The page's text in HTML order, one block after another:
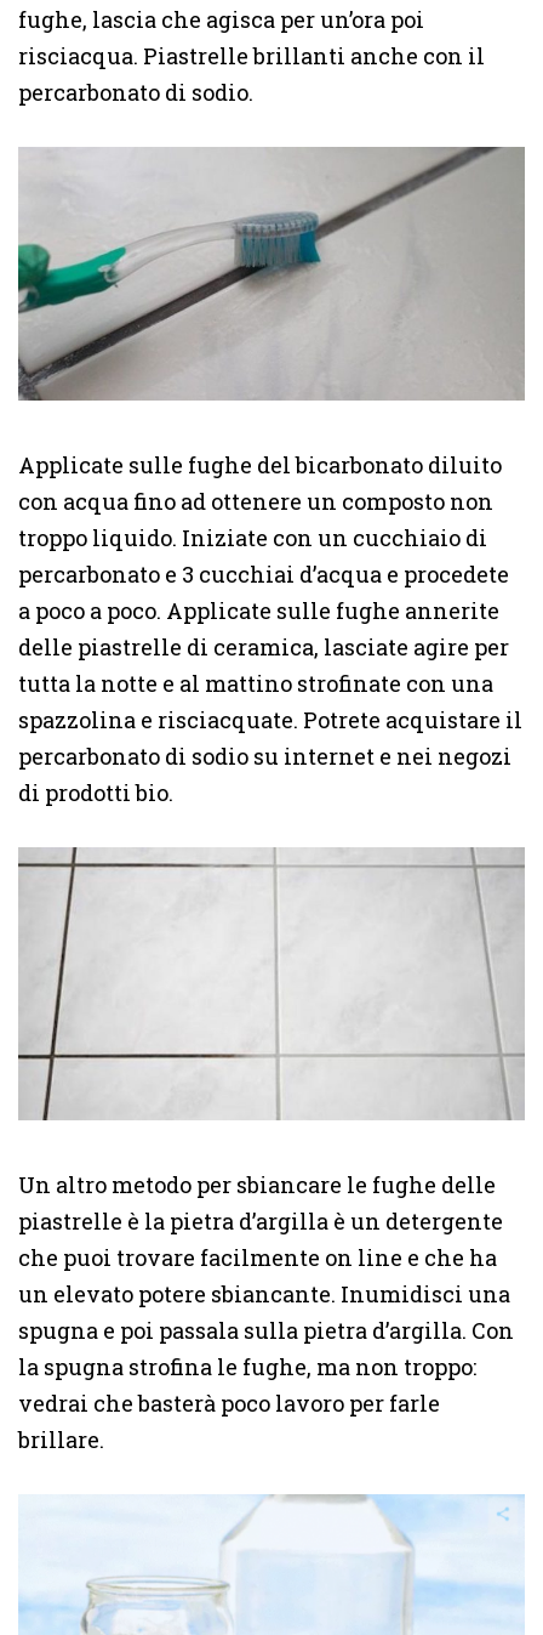
fughe, lascia che agisca per un’ora poi
risciacqua. Piastrelle brillanti anche con il
percarbonato di sodio.
Applicate sulle fughe del bicarbonato diluito
con acqua fino ad ottenere un composto non
troppo liquido. Iniziate con un cucchiaio di
percarbonato e 3 cucchiai d’acqua e procedete
a poco a poco. Applicate sulle fughe annerite
delle piastrelle di ceramica, lasciate agire per
tutta la notte e al mattino strofinate con una
spazzolina e risciacquate. Potrete acquistare il
percarbonato di sodio su internet e nei negozi
di prodotti bio.
Un altro metodo per sbiancare le fughe delle
piastrelle è la pietra d’argilla è un detergente
che puoi trovare facilmente on line e che ha
un elevato potere sbiancante. Inumidisci una
spugna e poi passala sulla pietra d’argilla. Con
la spugna strofina le fughe, ma non troppo:
vedrai che basterà poco lavoro per farle
brillare.